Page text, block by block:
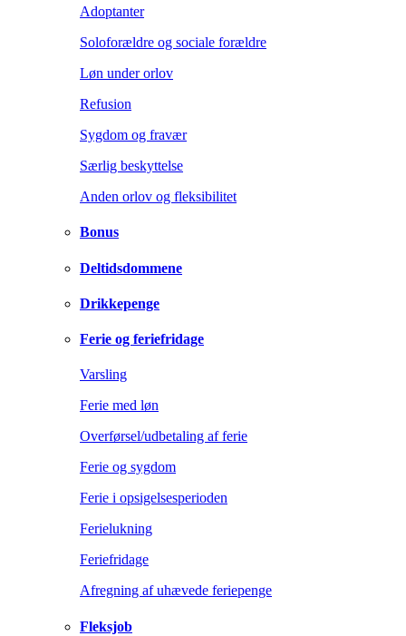
Adoptanter
Soloforældre og sociale forældre
Løn under orlov
Refusion
Sygdom og fravær
Særlig beskyttelse
Anden orlov og fleksibilitet
Bonus
Deltidsdommene
Drikkepenge
Ferie og feriefridage
Varsling
Ferie med løn
Overførsel/udbetaling af ferie
Ferie og sygdom
Ferie i opsigelsesperioden
Ferielukning
Feriefridage
Afregning af uhævede feriepenge
Fleksjob